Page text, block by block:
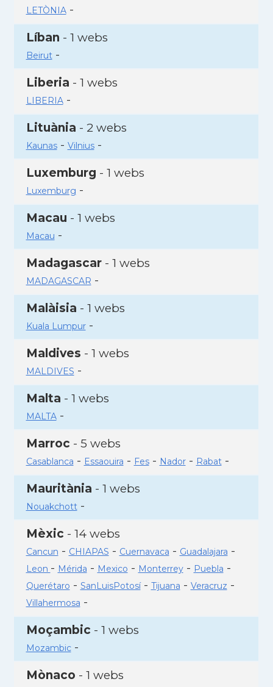
LETÒNIA-
Líban - 1 webs
Beirut-
Liberia - 1 webs
LIBERIA-
Lituània - 2 webs
Kaunas- Vilnius-
Luxemburg - 1 webs
Luxemburg -
Macau - 1 webs
Macau -
Madagascar- 1 webs
MADAGASCAR -
Malàisia - 1 webs
Kuala Lumpur-
Maldives - 1 webs
MALDIVES -
Malta - 1 webs
MALTA-
Marroc - 5 webs
Casablanca - Essaouira - Fes- Nador- Rabat-
Mauritània - 1 webs
Nouakchott-
Mèxic - 14 webs
Cancun - CHIAPAS - Cuernavaca - Guadalajara -
Leon - Mérida - Mexico - Monterrey- Puebla -
Querétaro - SanLuisPotosí- Tijuana - Veracruz -
Villahermosa -
Moçambic - 1 webs
Mozambic-
Mònaco - 1 webs